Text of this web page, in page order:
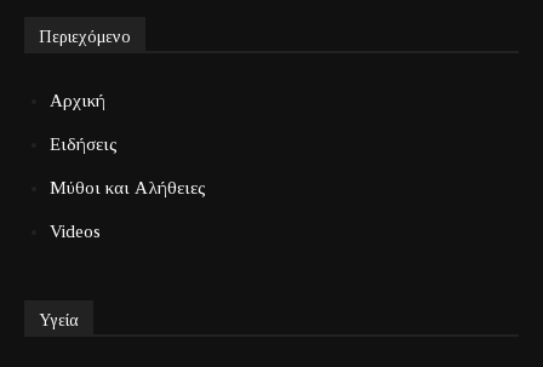
Περιεχόμενο
Αρχική
Ειδήσεις
Μύθοι και Αλήθειες
Videos
Υγεία